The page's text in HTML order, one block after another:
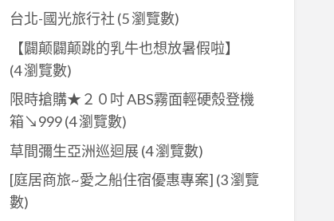
台北-國光旅行社 (5 瀏覽數)
【闢颠闢颠跳的乳牛也想放暑假啦】
(4 瀏覽數)
限時搶購★２０吋 ABS霧面輕硬殼登機
箱↘999(4 瀏覽數)
草間彌生亞洲巡迴展 (4 瀏覽數)
[庭居商旅~愛之船住宿優惠專案] (3 瀏覽
數)